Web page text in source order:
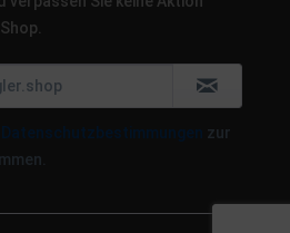
Datenschutzbestimmungen zur